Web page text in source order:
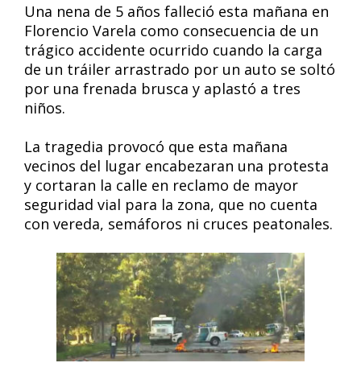
Una nena de 5 años falleció esta mañana en
Florencio Varela como consecuencia de un
trágico accidente ocurrido cuando la carga
de un tráiler arrastrado por un auto se soltó
por una frenada brusca y aplastó a tres
niños.
La tragedia provocó que esta mañana
vecinos del lugar encabezaran una protesta
y cortaran la calle en reclamo de mayor
seguridad vial para la zona, que no cuenta
con vereda, semáforos ni cruces peatonales.